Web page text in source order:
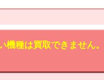
種は買取できません。